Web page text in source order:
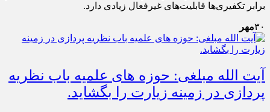
برابر تکفیری‌ها قابلیت‌های غیرفعال زیادی دارد.
۳۰مهر
آیت الله مبلغی: حوزه های علمیه باب نظریه
پردازی در زمینه زیارت را بگشاید.